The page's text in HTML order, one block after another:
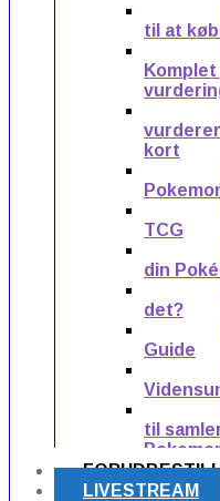
til at
kort
TCG
din
det?
Guide
til
LIVESTREAM